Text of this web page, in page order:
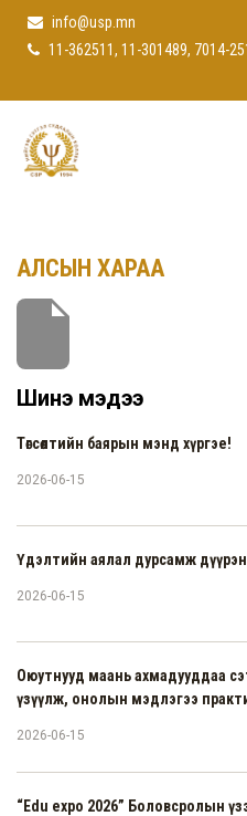
info@usp.mn
11-362511, 11-301489, 7014-
АЛСЫН ХАРАА
Шинэ мэдээ
Төгсөлтийн баярын мэнд хүргэе!
2026-06-15
Үдэлтийн аялал дурсамж
2026-06-15
Оюутнууд маань ахмадууддаа
үзүүлж, онолын мэдлэгээ
2026-06-15
“Edu expo 2026” Боловсролын